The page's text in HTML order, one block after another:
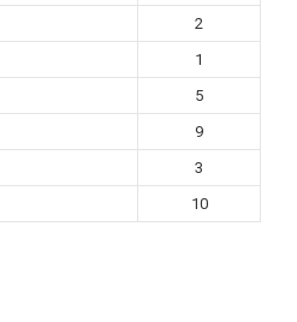
2
1
5
9
3
10